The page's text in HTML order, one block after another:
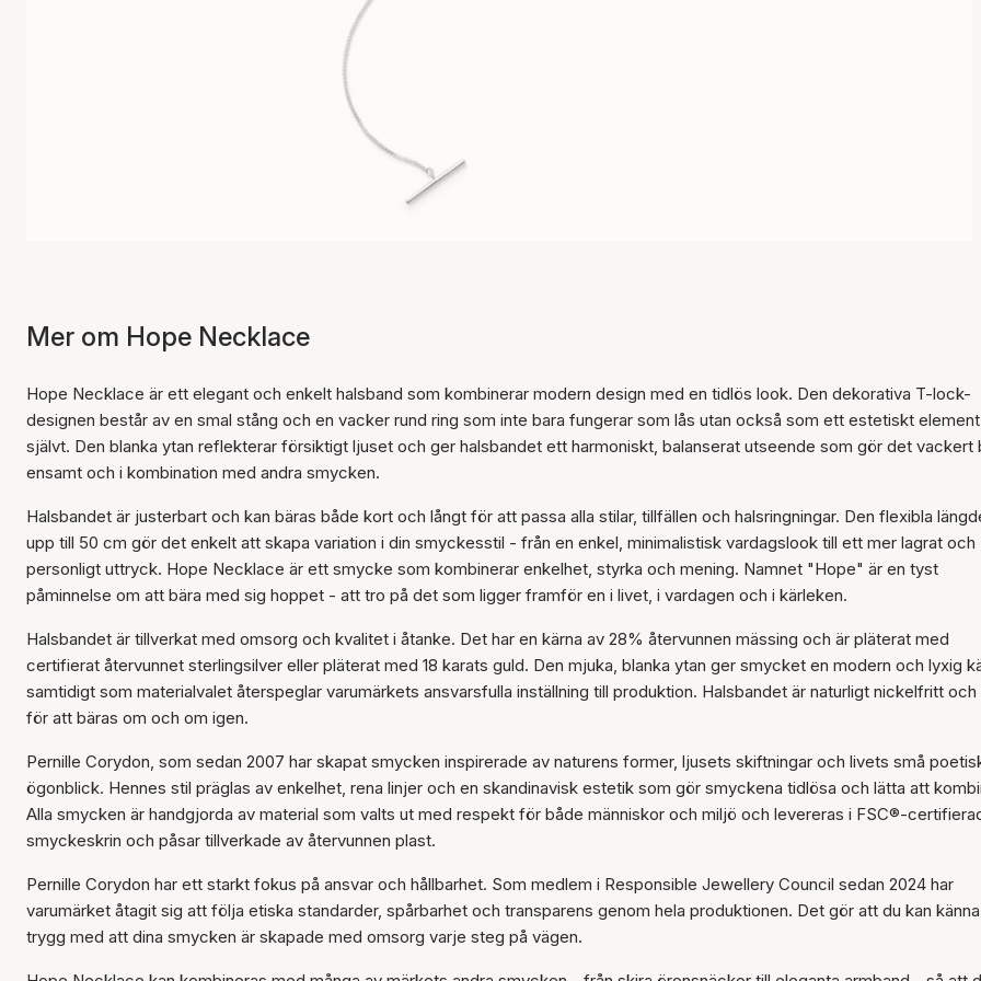
Artikeln har lagts till i
Mer om Hope Necklace
Hope Necklace är ett elegant och enkelt halsband som kombinerar modern design med en tidlös look. Den dekorativa T-lock-
designen består av en smal stång och en vacker rund ring som inte bara fungerar som lås utan också som ett estetiskt
självt. Den blanka ytan reflekterar försiktigt ljuset och ger halsbandet ett harmoniskt, balanserat utseende som gör det vackert
ensamt och i kombination med andra smycken.
Halsbandet är justerbart och kan bäras både kort och långt för att passa alla stilar, tillfällen och halsringningar. Den flexibla
upp till 50 cm gör det enkelt att skapa variation i din smyckesstil - från en enkel, minimalistisk vardagslook till ett mer lagrat och
personligt uttryck. Hope Necklace är ett smycke som kombinerar enkelhet, styrka och mening. Namnet "Hope" är en tyst
påminnelse om att bära med sig hoppet - att tro på det som ligger framför en i livet, i vardagen och i kärleken.
Halsbandet är tillverkat med omsorg och kvalitet i åtanke. Det har en kärna av 28% återvunnen mässing och är pläterat med
certifierat återvunnet sterlingsilver eller pläterat med 18 karats guld. Den mjuka, blanka ytan ger smycket en modern och lyxig
samtidigt som materialvalet återspeglar varumärkets ansvarsfulla inställning till produktion. Halsbandet är naturligt nickelfritt
för att bäras om och om igen.
Pernille Corydon, som sedan 2007 har skapat smycken inspirerade av naturens former, ljusets skiftningar och livets små
ögonblick. Hennes stil präglas av enkelhet, rena linjer och en skandinavisk estetik som gör smyckena tidlösa och lätta att
Alla smycken är handgjorda av material som valts ut med respekt för både människor och miljö och levereras i FSC®-
smyckeskrin och påsar tillverkade av återvunnen plast.
Pernille Corydon har ett starkt fokus på ansvar och hållbarhet. Som medlem i Responsible Jewellery Council sedan 2024 har
varumärket åtagit sig att följa etiska standarder, spårbarhet och transparens genom hela produktionen. Det gör att du kan
trygg med att dina smycken är skapade med omsorg varje steg på vägen.